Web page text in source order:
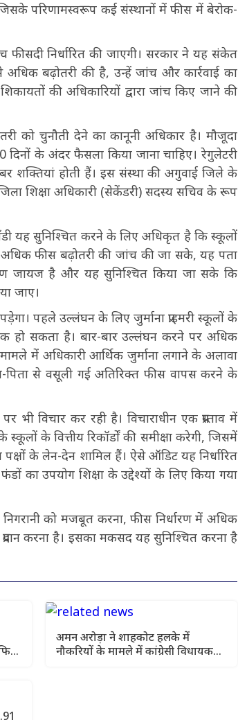
परिणामस्वरूप कई संस्थानों में फीस में बेरोक-
फीसदी निर्धारित की जाएगी। सरकार ने यह संकेत
बढ़ोतरी की है, उन्हें जांच और कार्रवाई का
की अधिकारियों द्वारा जांच किए जाने की
को चुनौती देने का कानूनी अधिकार है। मौजूदा
के अंदर फैसला किया जाना चाहिए। रेगुलेटरी
शक्तियां होती हैं। इस संस्था की अगुवाई जिले के
शिक्षा अधिकारी (सेकेंडरी) सदस्य सचिव के रूप
यह सुनिश्चित करने के लिए अधिकृत है कि स्कूलों
फीस बढ़ोतरी की जांच की जा सके, यह पता
जायज है और यह सुनिश्चित किया जा सके कि
जाए।
पहले उल्लंघन के लिए जुर्माना प्राइमरी स्कूलों के
सकता है। बार-बार उल्लंघन करने पर अधिक
में अधिकारी आर्थिक जुर्माना लगाने के अलावा
पिता से वसूली गई अतिरिक्त फीस वापस करने के
भी विचार कर रही है। विचाराधीन एक प्रस्ताव में
के वित्तीय रिकॉर्डों की समीक्षा करेगी, जिसमें
के लेन-देन शामिल हैं। ऐसे ऑडिट यह निर्धारित
उपयोग शिक्षा के उद्देश्यों के लिए किया गया
निगरानी को मजबूत करना, फीस निर्धारण में अधिक
करना है। इसका मकसद यह सुनिश्चित करना है
अमन अरोड़ा ने शाहकोट हलके में
नौकरियों के मामले में कांग्रेसी विधायक